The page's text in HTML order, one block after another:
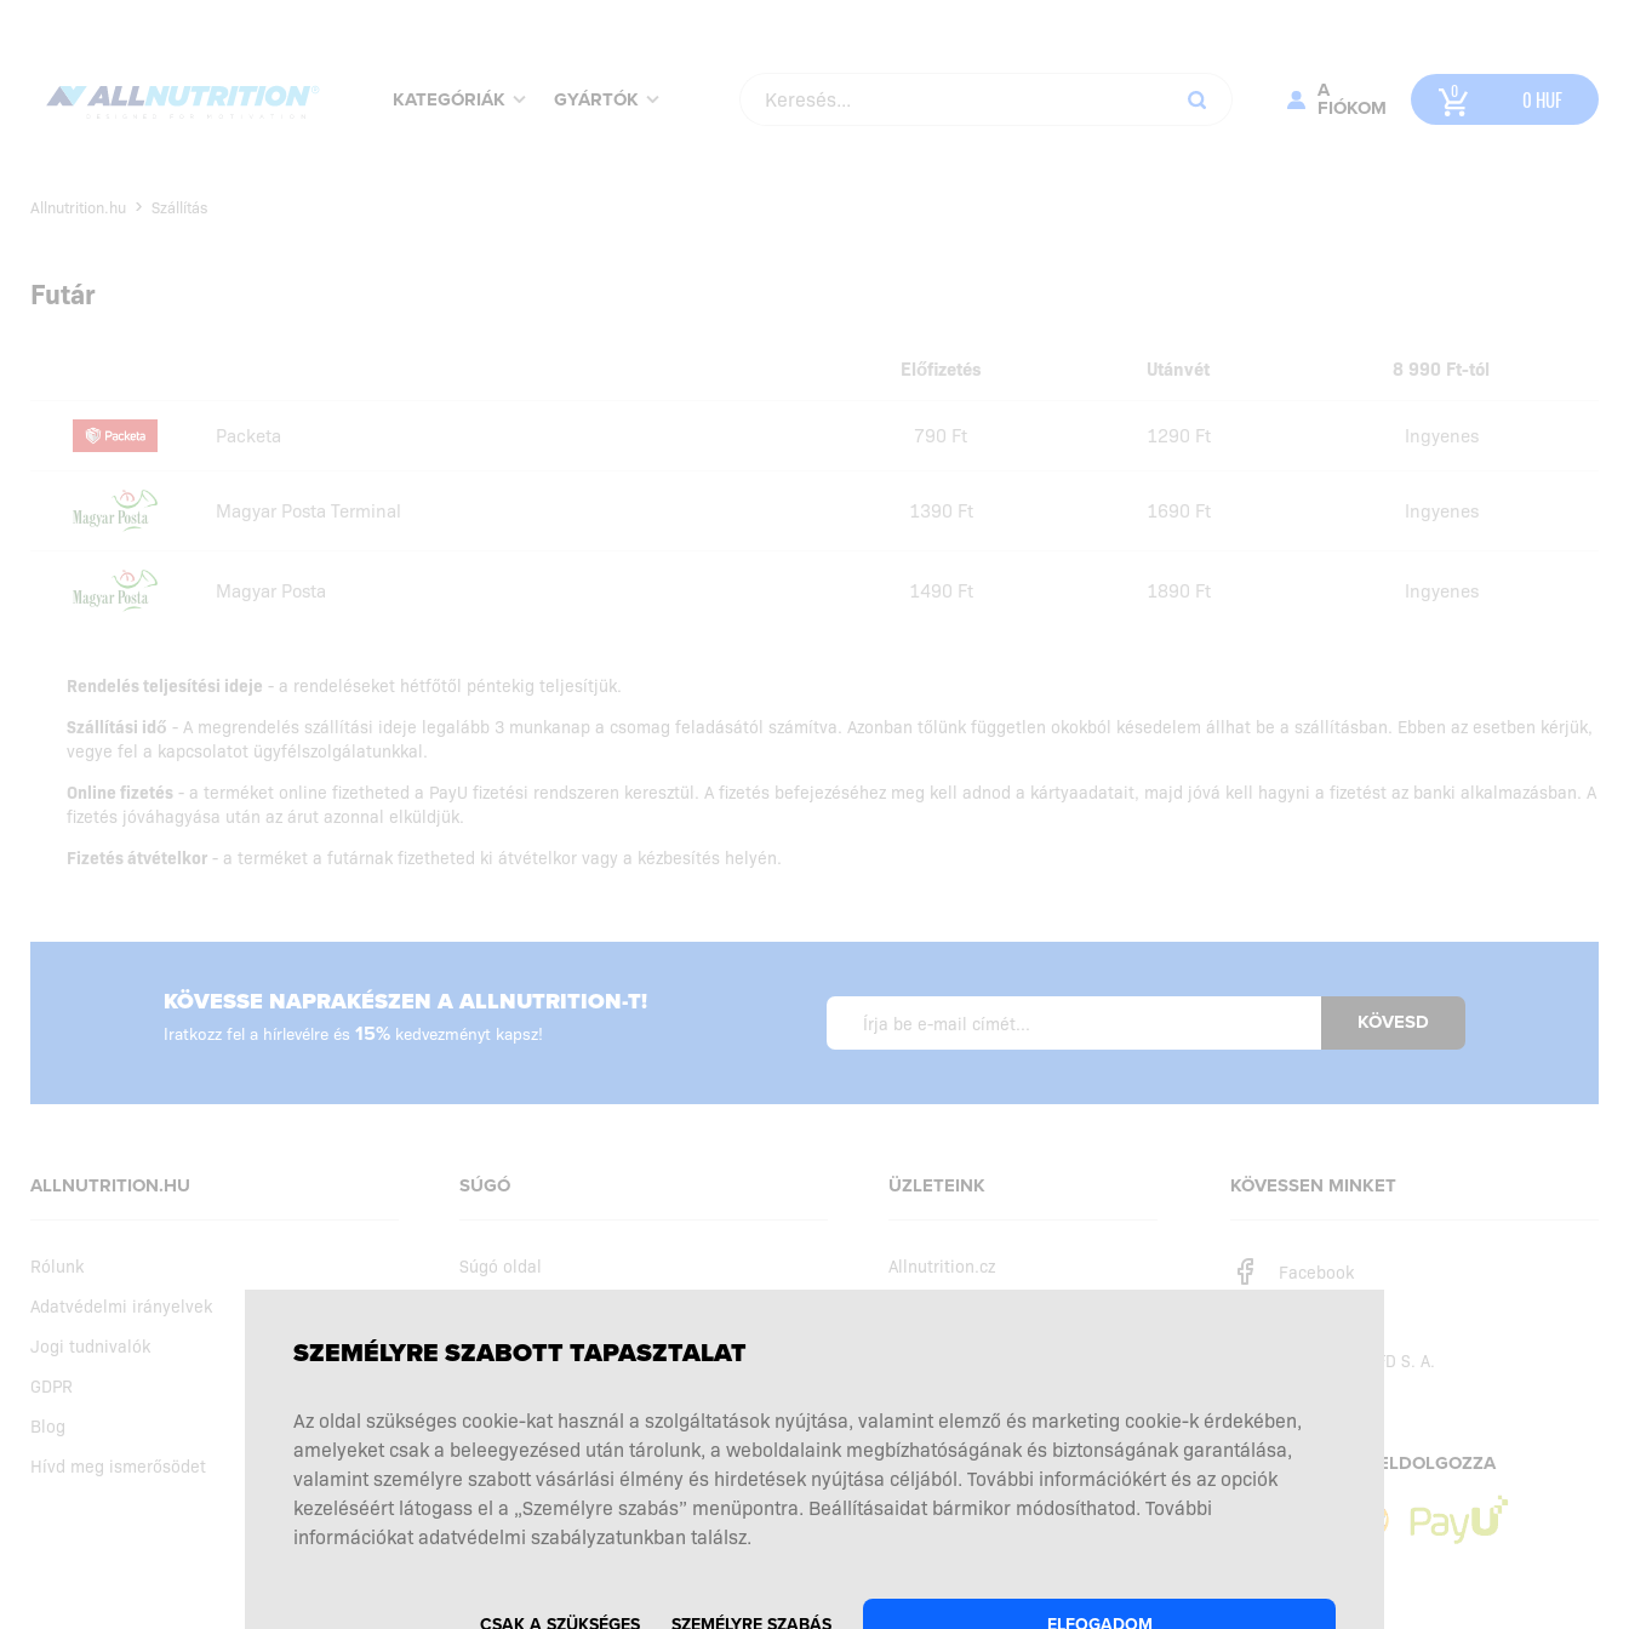
KATEGÓRIÁK GYÁRTÓK
A
FIÓKOM
0 HUF
Allnutrition.hu Szállítás
Futár
Előfizetés Utánvét 8 990 Ft-tól
Packeta 790 Ft 1290 Ft Ingyenes
Magyar Posta Terminal 1390 Ft 1690 Ft Ingyenes
Magyar Posta 1490 Ft 1890 Ft Ingyenes
Rendelés teljesítési ideje - a rendeléseket hétfőtől péntekig teljesítjük.
Szállítási idő - A megrendelés szállítási ideje legalább 3 munkanap a csomag feladásától számítva. Azonban tőlünk független okokból késedelem állhat be a szállításban. Ebben az esetben kérjük,
vegye fel a kapcsolatot ügyfélszolgálatunkkal.
Online fizetés - a terméket online fizetheted a PayU fizetési rendszeren keresztül. A fizetés befejezéséhez meg kell adnod a kártyaadatait, majd jóvá kell hagyni a fizetést az banki alkalmazásban. A
fizetés jóváhagyása után az árut azonnal elküldjük.
Fizetés átvételkor - a terméket a futárnak fizetheted ki átvételkor vagy a kézbesítés helyén.
KÖVESSE NAPRAKÉSZEN A ALLNUTRITION-T!
Iratkozz fel a hírlevélre és 15% kedvezményt kapsz! KÖVESD
ALLNUTRITION.HU
Rólunk
Adatvédelmi irányelvek
Jogi tudnivalók
GDPR
Blog
Hívd meg ismerősödet
SÚGÓ
Súgó oldal
Vásárlási szabályzat
Az étrend-kiegészítés megválasztása
Reklamációk és visszaküldések
Itt állhat el a szerződéstől
Kapcsolat
ÜZLETEINK
Allnutrition.cz
Allnutrition.co.uk
Allnutrition.de
KÖVESSEN MINKET
Facebook
SFD S. A.
A FIZETÉSEKET FELDOLGOZZA
SZEMÉLYRE SZABOTT TAPASZTALAT
Az oldal szükséges cookie-kat használ a szolgáltatások nyújtása, valamint elemző és marketing cookie-k érdekében,
amelyeket csak a beleegyezésed után tárolunk, a weboldalaink megbízhatóságának és biztonságának garantálása,
valamint személyre szabott vásárlási élmény és hirdetések nyújtása céljából. További információkért és az opciók
kezeléséért látogass el a „Személyre szabás” menüpontra. Beállításaidat bármikor módosíthatod. További
információkat adatvédelmi szabályzatunkban találsz.
CSAK A SZÜKSÉGES SZEMÉLYRE SZABÁS ELFOGADOM